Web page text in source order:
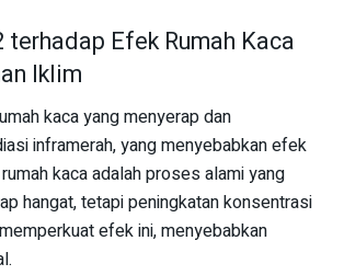
terhadap Efek Rumah Kaca
Iklim
kaca yang menyerap dan
inframerah, yang menyebabkan efek
kaca adalah proses alami yang
hangat, tetapi peningkatan konsentrasi
efek ini, menyebabkan